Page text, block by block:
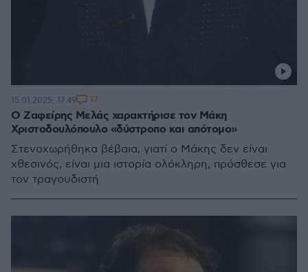
Ο Ζαφείρης Μελάς χαρακτήρισε τον Μάκη
Χριστοδουλόπουλο «δύστροπο και απότομο»
Στενοχωρήθηκα βέβαια, γιατί ο Μάκης δεν είναι
χθεσινός, είναι μια ιστορία ολόκληρη, πρόσθεσε για
τον τραγουδιστή
15.01.2025, 17:49 17